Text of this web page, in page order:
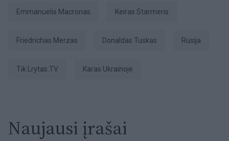
Emmanuelis Macronas Keiras Starmeris
Friedrichas Merzas Donaldas Tuskas Rusija
tik Lrytas.TV karas Ukrainoje
Naujausi įrašai